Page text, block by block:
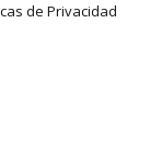
de Privacidad